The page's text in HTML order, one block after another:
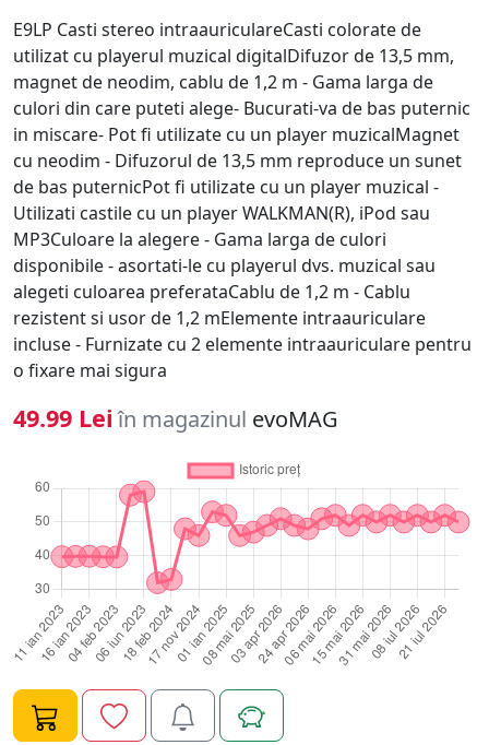
E9LP Casti stereo intraauriculareCasti colorate de
utilizat cu playerul muzical digitalDifuzor de 13,5 mm,
magnet de neodim, cablu de 1,2 m - Gama larga de
culori din care puteti alege- Bucurati-va de bas puternic
in miscare- Pot fi utilizate cu un player muzicalMagnet
cu neodim - Difuzorul de 13,5 mm reproduce un sunet
de bas puternicPot fi utilizate cu un player muzical -
Utilizati castile cu un player WALKMAN(R), iPod sau
MP3Culoare la alegere - Gama larga de culori
disponibile - asortati-le cu playerul dvs. muzical sau
alegeti culoarea preferataCablu de 1,2 m - Cablu
rezistent si usor de 1,2 mElemente intraauriculare
incluse - Furnizate cu 2 elemente intraauriculare pentru
o fixare mai sigura
49.99 Lei în magazinul evoMAG